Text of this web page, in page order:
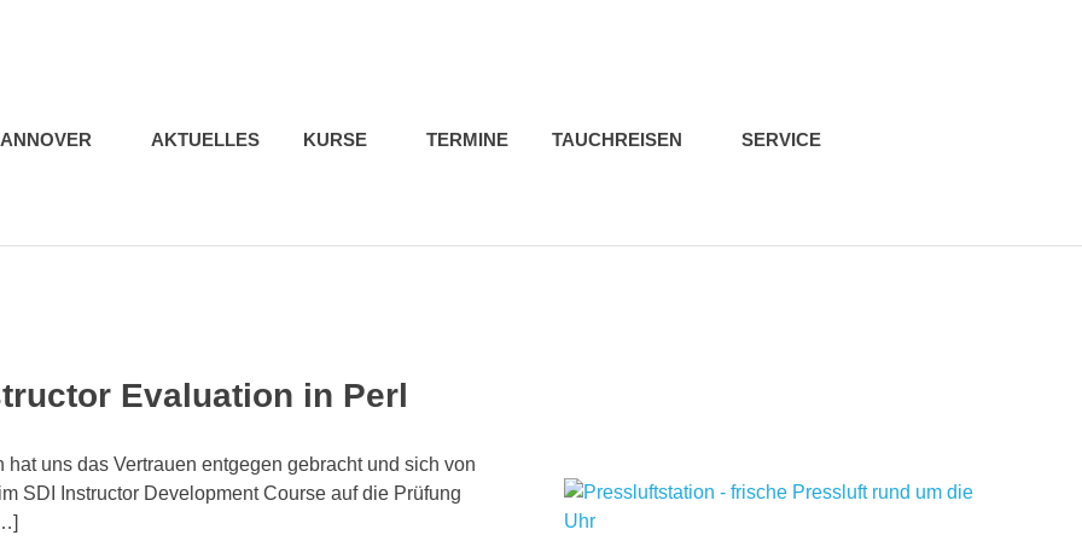
AKTUELLES KURSE TERMINE TAUCHREISEN SERVICE
Evaluation in Perl
hat uns das Vertrauen entgegen gebracht und sich von
SDI Instructor Development Course auf die Prüfung